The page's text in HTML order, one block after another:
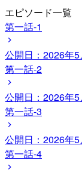
エピソード一覧
第一話-1
公開日： 2026年5
第一話-2
公開日： 2026年
第一話-3
公開日： 2026年
第一話-4